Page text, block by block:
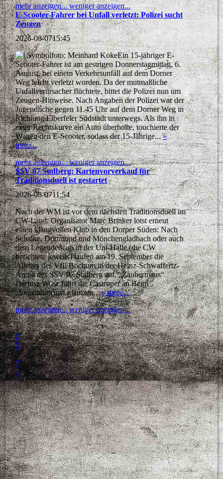
mehr anzeigen...weniger anzeigen...
E-Scooter-Fahrer bei Unfall verletzt: Polizei sucht
Zeugen
2026-08-0715:45
Ein 15-jähriger E-
Scooter-Fahrer ist am gestrigen Donnerstagmittag, 6.
August, bei einem Verkehrsunfall auf dem Dorner
Weg leicht verletzt worden. Da der mutmaßliche
Unfallverursacher flüchtete, bittet die Polizei nun um
Zeugen-Hinweise. Nach Angaben der Polizei war der
Jugendliche gegen 11.45 Uhr auf dem Dorner Weg in
Richtung Elberfeler Südstadt unterwegs. Als ihn in
einer Rechtskurve ein Auto überholte, touchierte der
Wagen den E-Scooter, sodass der 15-Jährige...»
mehr...
mehr anzeigen...weniger anzeigen...
SSV 07 Sudberg: Kartenvorverkauf für
Traditionsduell ist gestartet
2026-08-0711:54
Nach der WM ist vor dem nächsten Traditionsduell im
CW-Land: Organisator Marc Brinker lotst erneut
einen klangvollen Klub in den Dorper Süden: Nach
Schalke, Dortmund und Mönchengladbach oder auch
dem Legendencup in der Uni-Halle (die CW
berichtete jeweils) laufen am 19. September die
Allstars des VfL Bochum in der Heinz-Schwaffertz-
Arena des SSV 07 Sudberg auf. „Zaubermaus“
Dariusz Wosz führt die Castroper an Beim
„Legendencup“ glänzten...» mehr...
mehr anzeigen...weniger anzeigen...
<
1
2
3
…
7
>